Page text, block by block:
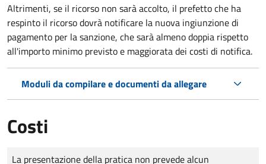
Altrimenti, se il ricorso non sarà accolto, il prefetto che ha
respinto il ricorso dovrà notificare la nuova ingiunzione di
pagamento per la sanzione, che sarà almeno doppia rispetto
all'importo minimo previsto e maggiorata dei costi di notifica.
Moduli da compilare e documenti da allegare
Costi
Tipo di pagamento
Importo
La presentazione della pratica non prevede alcun